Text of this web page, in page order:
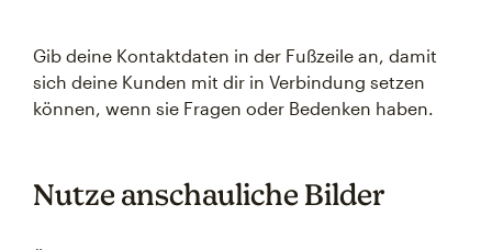
Gib deine Kontaktdaten in der Fußzeile an, damit
sich deine Kunden mit dir in Verbindung setzen
können, wenn sie Fragen oder Bedenken haben.
Nutze anschauliche Bilder